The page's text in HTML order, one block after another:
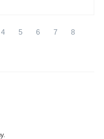
4 5 6 7
8